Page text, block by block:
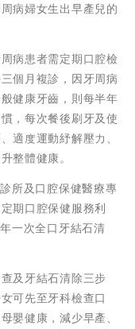
病婦女生出早產兒的
病患者需定期口腔檢
個月複診，因牙周病
健康牙齒，則每半年
，每次餐後刷牙及使
適度運動紓解壓力、
整體健康。
所及口腔保健醫療專
期口腔保健服務利
一次全口牙結石清
及牙結石清除三步
可先至牙科檢查口
嬰健康，減少早產、